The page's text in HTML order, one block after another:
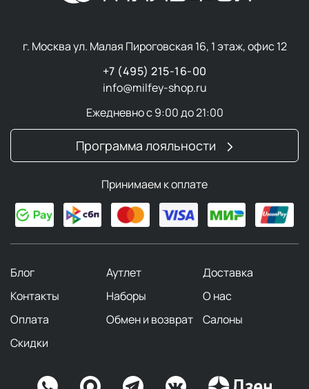
г. Москва ул. Малая Пироговская 16, 1 этаж, офис 12
+7 (495) 215-16-00
info@milfey-shop.ru
Ежедневно с 9:00 до 21:00
Программа лояльности
Принимаем к оплате
Блог Аутлет
Доставка
Контакты
Наборы
О нас
Оплата
Обмен и возврат
Салоны
Скидки